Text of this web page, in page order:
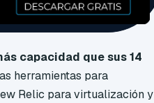
capacidad que sus 14
herramientas para
Relic para virtualización y